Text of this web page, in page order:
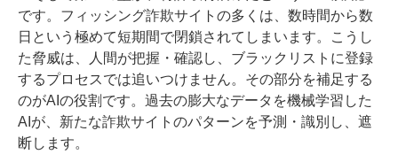
です。フィッシング詐欺サイトの多くは、数時間から数
日という極めて短期間で閉鎖されてしまいます。こうし
た脅威は、人間が把握・確認し、ブラックリストに登録
するプロセスでは追いつけません。その部分を補足する
のがAIの役割です。過去の膨大なデータを機械学習した
AIが、新たな詐欺サイトのパターンを予測・識別し、遮
断します。